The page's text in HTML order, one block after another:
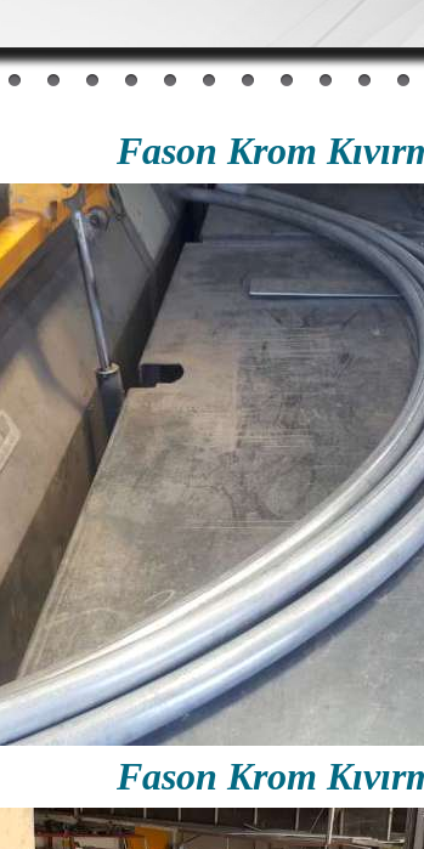
Fason Krom
Fason Krom